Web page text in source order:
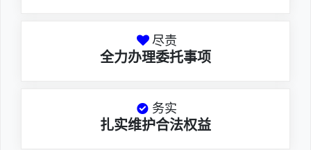
尽责
全力办理委托事项
务实
扎实维护合法权益